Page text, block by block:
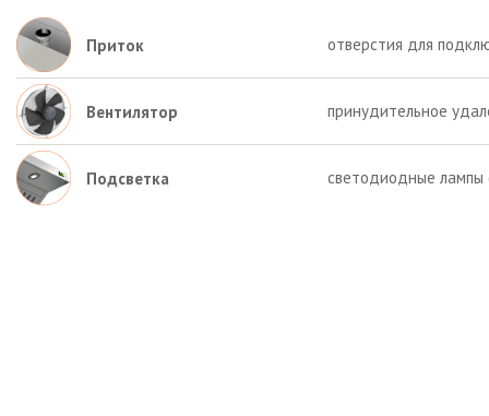
Приток отверстия для
Вентилятор принудительное
Подсветка светодиодные лампы